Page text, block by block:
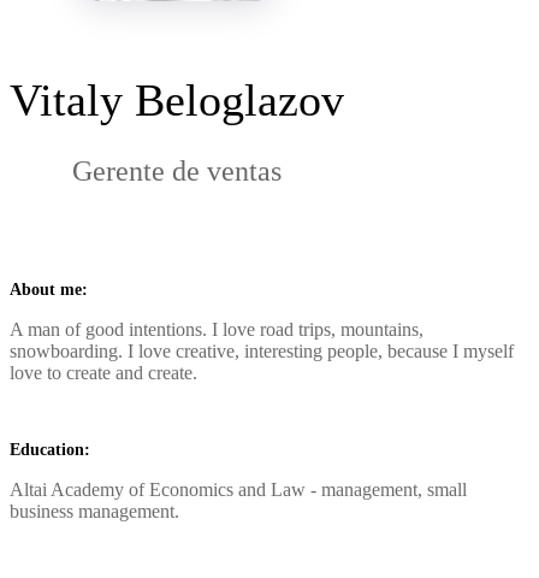
Vitaly Beloglazov
Gerente de ventas
About me:
A man of good intentions. I love road trips, mountains,
snowboarding. I love creative, interesting people, because I myself
love to create and create.
Education:
Altai Academy of Economics and Law - management, small
business management.